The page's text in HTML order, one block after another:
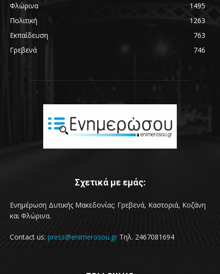
Φλώρινα
1495
Πολιτική
1263
Εκπαίδευση
763
Γρεβενά
746
Σχετικά με εμάς:
Ενημέρωση Δυτικής Μακεδονίας: Γρεβενά, Καστοριά, Κοζάνη
και Φλώρινα.
Contact us: press@enimerosou.gr Τηλ. 2467081694